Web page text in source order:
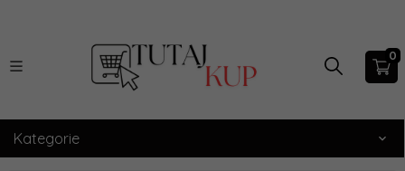
0
Kategorie